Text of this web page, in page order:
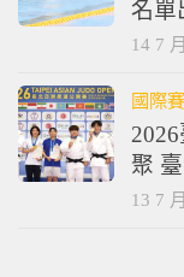
名單
國際
聚